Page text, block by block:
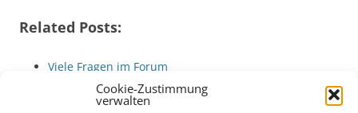
Cookie-Zustimmung
verwalten
Related Posts:
Viele Fragen im Forum
Das Babysitter Forum geht online
Was ist Wallstreetbets?